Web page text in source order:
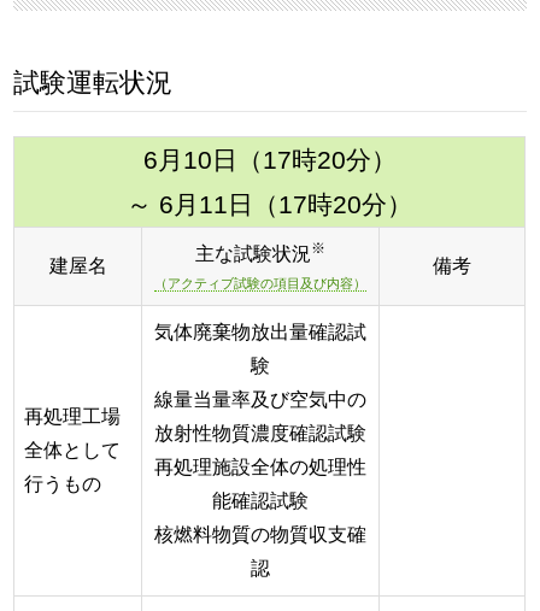
試験運転状況
6月10日（17時20分）
～ 6月11日（17時20分）
建屋名
主な試験状況※
（アクティブ試験の項目及び内容）
備考
再処理工場
全体として
行うもの
気体廃棄物放出量確認試
験
線量当量率及び空気中の
放射性物質濃度確認試験
再処理施設全体の処理性
能確認試験
核燃料物質の物質収支確
認